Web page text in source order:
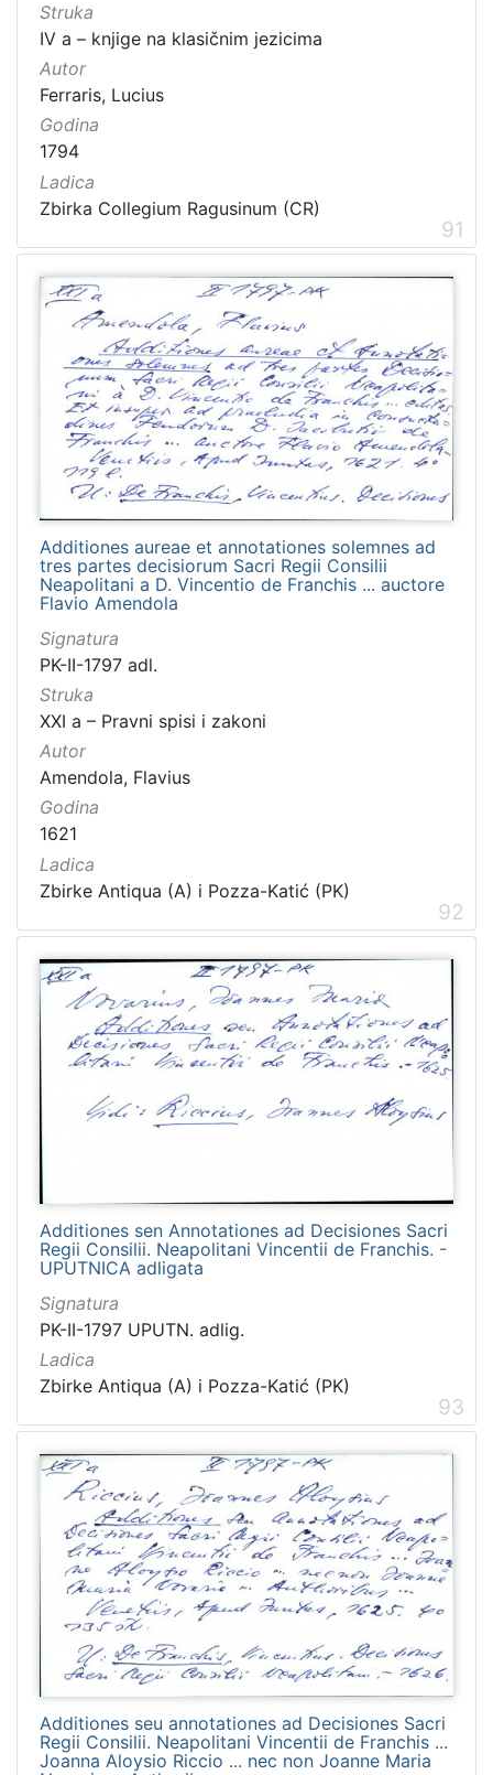
Struka
IV a – knjige na klasičnim jezicima
Autor
Ferraris, Lucius
Godina
1794
Ladica
Zbirka Collegium Ragusinum (CR)
91
Additiones aureae et annotationes solemnes ad
tres partes decisiorum Sacri Regii Consilii
Neapolitani a D. Vincentio de Franchis ... auctore
Flavio Amendola
Signatura
PK-II-1797 adl.
Struka
XXI a – Pravni spisi i zakoni
Autor
Amendola, Flavius
Godina
1621
Ladica
Zbirke Antiqua (A) i Pozza-Katić (PK)
92
Additiones sen Annotationes ad Decisiones Sacri
Regii Consilii. Neapolitani Vincentii de Franchis. -
UPUTNICA adligata
Signatura
PK-II-1797 UPUTN. adlig.
Ladica
Zbirke Antiqua (A) i Pozza-Katić (PK)
93
Additiones seu annotationes ad Decisiones Sacri
Regii Consilii. Neapolitani Vincentii de Franchis ...
Joanna Aloysio Riccio ... nec non Joanne Maria